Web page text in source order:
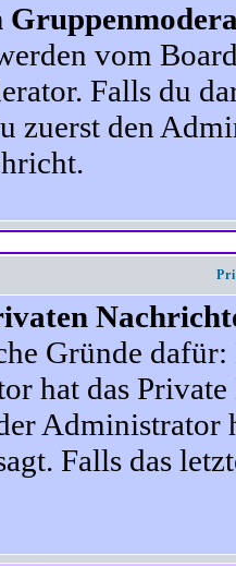
vom
Falls du
zuerst den
Gründe
hat das
Falls das